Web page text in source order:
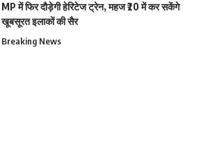
MP में फिर दौड़ेगी हेरिटेज ट्रेन, महज ₹20 में कर सकेंगे
खूबसूरत इलाकों की सैर
Breaking News